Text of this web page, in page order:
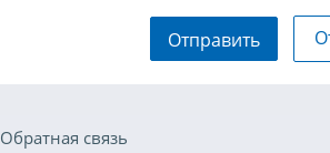
Отправить
Обратная связь